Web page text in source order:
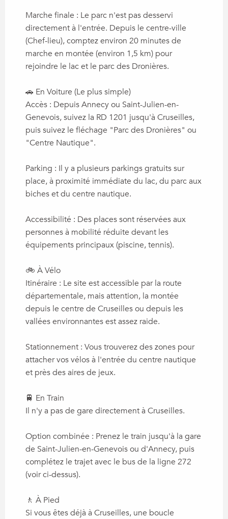
Marche finale : Le parc n'est pas desservi
directement à l'entrée. Depuis le centre-ville
(Chef-lieu), comptez environ 20 minutes de
marche en montée (environ 1,5 km) pour
rejoindre le lac et le parc des Dronières.
🚗 En Voiture (Le plus simple)
Accès : Depuis Annecy ou Saint-Julien-en-
Genevois, suivez la RD 1201 jusqu'à Cruseilles,
puis suivez le fléchage "Parc des Dronières" ou
"Centre Nautique".
Parking : Il y a plusieurs parkings gratuits sur
place, à proximité immédiate du lac, du parc aux
biches et du centre nautique.
Accessibilité : Des places sont réservées aux
personnes à mobilité réduite devant les
équipements principaux (piscine, tennis).
🚲 À Vélo
Itinéraire : Le site est accessible par la route
départementale, mais attention, la montée
depuis le centre de Cruseilles ou depuis les
vallées environnantes est assez raide.
Stationnement : Vous trouverez des zones pour
attacher vos vélos à l'entrée du centre nautique
et près des aires de jeux.
🚆 En Train
Il n'y a pas de gare directement à Cruseilles.
Option combinée : Prenez le train jusqu'à la gare
de Saint-Julien-en-Genevois ou d'Annecy, puis
complétez le trajet avec le bus de la ligne 272
(voir ci-dessus).
🚶 À Pied
Si vous êtes déjà à Cruseilles, une boucle